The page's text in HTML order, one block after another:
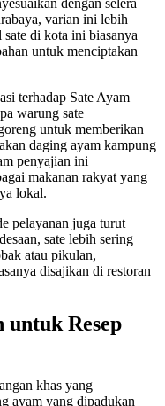
varian ini lebih
sate di kota ini biasanya
untuk menciptakan
terhadap Sate Ayam
warung sate
untuk memberikan
daging ayam kampung
penyajian ini
makanan rakyat yang
lokal.
pelayanan juga turut
sate lebih sering
atau pikulan,
disajikan di restoran
Resep
khas yang
ayam yang dipadukan